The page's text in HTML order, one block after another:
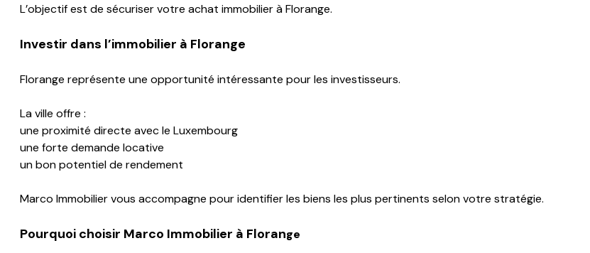
L’objectif est de sécuriser votre achat immobilier à Florange.
Investir dans l’immobilier à Florange
Florange représente une opportunité intéressante pour les investisseurs.
La ville offre :
une proximité directe avec le Luxembourg
une forte demande locative
un bon potentiel de rendement
Marco Immobilier vous accompagne pour identifier les biens les plus pertinents selon votre stratégie.
Pourquoi choisir Marco Immobilier à Florange